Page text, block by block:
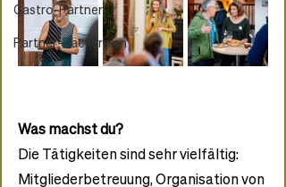
Gastro-Partner
Partner-Bäckereien
Was machst du?
Die Tätigkeiten sind sehr vielfältig:
Mitgliederbetreuung, Organisation von